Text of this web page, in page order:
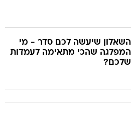
השאלון שיעשה לכם סדר - מי
המפלגה שהכי מתאימה לעמדות
שלכם?